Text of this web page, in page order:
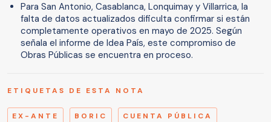
Para San Antonio, Casablanca, Lonquimay y Villarrica, la
falta de datos actualizados dificulta confirmar si están
completamente operativos en mayo de 2025. Según
señala el informe de Idea País, este compromiso de
Obras Públicas se encuentra en proceso.
ETIQUETAS DE ESTA NOTA
EX-ANTE BORIC CUENTA PÚBLICA